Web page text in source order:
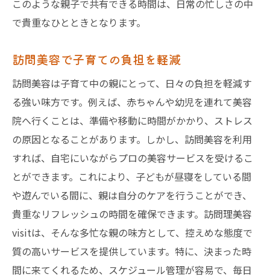
このような親子で共有できる時間は、日常の忙しさの中
で貴重なひとときとなります。
訪問美容で子育ての負担を軽減
訪問美容は子育て中の親にとって、日々の負担を軽減す
る強い味方です。例えば、赤ちゃんや幼児を連れて美容
院へ行くことは、準備や移動に時間がかかり、ストレス
の原因となることがあります。しかし、訪問美容を利用
すれば、自宅にいながらプロの美容サービスを受けるこ
とができます。これにより、子どもが昼寝をしている間
や遊んでいる間に、親は自分のケアを行うことができ、
貴重なリフレッシュの時間を確保できます。訪問理美容
visitは、そんな多忙な親の味方として、控えめな態度で
質の高いサービスを提供しています。特に、決まった時
間に来てくれるため、スケジュール管理が容易で、毎日